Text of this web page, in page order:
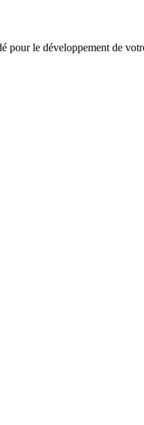
le développement de